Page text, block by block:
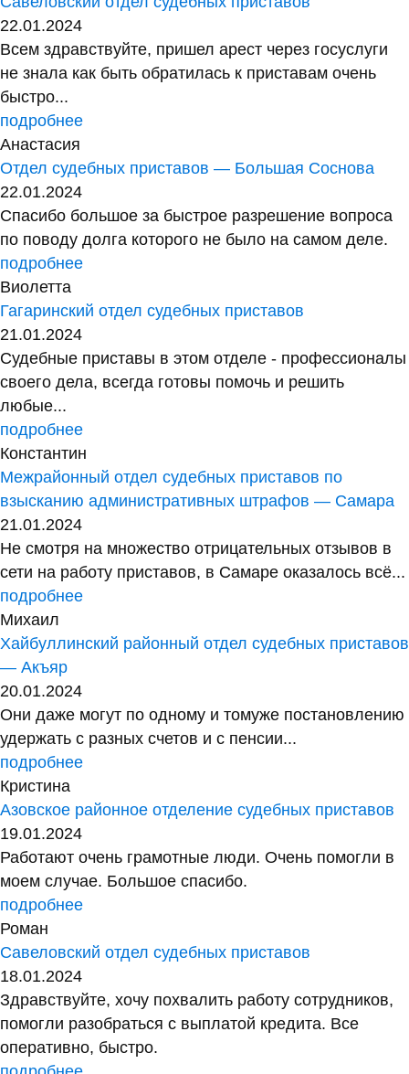
22.01.2024
Всем здравствуйте, пришел арест через госуслуги
не знала как быть обратилась к приставам очень
быстро...
подробнее
Анастасия
Отдел судебных приставов — Большая Соснова
22.01.2024
Спасибо большое за быстрое разрешение вопроса
по поводу долга которого не было на самом деле.
подробнее
Виолетта
Гагаринский отдел судебных приставов
21.01.2024
Судебные приставы в этом отделе - профессионалы
своего дела, всегда готовы помочь и решить
любые...
подробнее
Константин
Межрайонный отдел судебных приставов по
взысканию административных штрафов — Самара
21.01.2024
Не смотря на множество отрицательных отзывов в
сети на работу приставов, в Самаре оказалось всё...
подробнее
Михаил
Хайбуллинский районный отдел судебных приставов
— Акъяр
20.01.2024
Они даже могут по одному и томуже постановлению
удержать с разных счетов и с пенсии...
подробнее
Кристина
Азовское районное отделение судебных приставов
19.01.2024
Работают очень грамотные люди. Очень помогли в
моем случае. Большое спасибо.
подробнее
Роман
Савеловский отдел судебных приставов
18.01.2024
Здравствуйте, хочу похвалить работу сотрудников,
помогли разобраться с выплатой кредита. Все
оперативно, быстро.